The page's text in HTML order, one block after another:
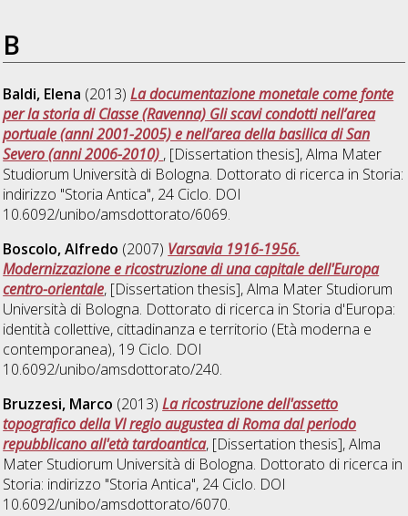
B
Baldi, Elena (2013)La documentazione monetale come fonte
per la storia di Classe (Ravenna) Gli scavi condotti nell’area
portuale (anni 2001-2005) e nell’area della basilica di San
Severo (anni 2006-2010) , [Dissertation thesis], Alma Mater
Studiorum Università di Bologna. Dottorato di ricerca in Storia:
indirizzo "Storia Antica", 24 Ciclo. DOI
10.6092/unibo/amsdottorato/6069.
Boscolo, Alfredo (2007) Varsavia 1916-1956.
Modernizzazione e ricostruzione di una capitale dell'Europa
centro-orientale, [Dissertation thesis], Alma Mater Studiorum
Università di Bologna. Dottorato di ricerca in Storia d'Europa:
identità collettive, cittadinanza e territorio (Età moderna e
contemporanea), 19 Ciclo. DOI
10.6092/unibo/amsdottorato/240.
Bruzzesi, Marco (2013)La ricostruzione dell'assetto
topografico della VI regio augustea di Roma dal periodo
repubblicano all'età tardoantica, [Dissertation thesis], Alma
Mater Studiorum Università di Bologna. Dottorato di ricerca in
Storia: indirizzo "Storia Antica", 24 Ciclo. DOI
10.6092/unibo/amsdottorato/6070.